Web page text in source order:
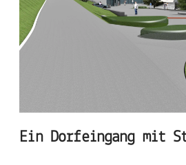
Ein Dorfeingang mit